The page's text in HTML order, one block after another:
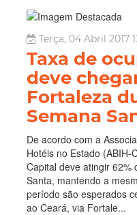
Terça, 04 Abril 2017
Taxa de
deve
Fortaleza
Semana
De acordo com a
Hotéis no Estado
Capital deve atingir 62%
Santa, mantendo a
período são esperados
ao Ceará, via Fortale...